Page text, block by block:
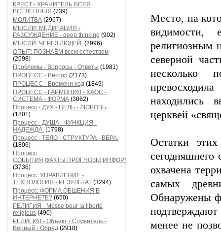
КРЕСТ - ХРАНИТЕЛЬ ВСЕЯ
ВСЕЛЕННЫЯ (739)
МОЛИТВА (2967)
МЫСЛИ: МЕДИТАЦИЯ -
РАЗСУЖДЕНИЕ - deep thinking (902)
МЫСЛИ: ЧЕРЕЗ ЛЮДЕЙ. (2996)
ОПЫТ: ПОЗНАЁМ всем естеством
(2698)
Проблемы - Вопросы - Ответы (1981)
ПРОЦЕСС - Вектор (2173)
ПРОЦЕСС - Времени ход (1849)
ПРОЦЕСС - ГАРМОНИЯ - ХАОС -
СИСТЕМА - ФОРМА (3062)
Процесс - ДУХ - ЦЕЛЬ - ЛЮБОВЬ.
(1801)
Процесс - ДУША - ФУНКЦИЯ -
НАДЕЖДА. (1798)
Процесс - ТЕЛО - СТРУКТУРА - ВЕРА.
(1806)
Процесс:
СОБЫТИЯ,ФАКТЫ,ПРОГНОЗЫ,ИНФОРМАЦИЯ
(3736)
Процесс: УПРАВЛЕНИЕ -
ТЕХНОЛОГИЯ - РЕЗУЛЬТАТ (3294)
Процесс: ФОРМА ОБЩЕНИЯ В
ИНТЕРНЕТЕ? (650)
РЕЛИГИЯ - Messe pour la liberté
religieus (490)
РЕЛИГИЯ - Объект - Служитель -
Верный - Обряд (2918)
Место, на
видимости,
религиозным
северной
несколько
находились
церквей
Остатки
сегодняшнего
охвачена
самых
Обнаружены
менее не